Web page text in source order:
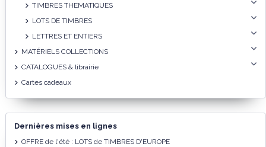
TIMBRES THEMATIQUES
LOTS DE TIMBRES
LETTRES ET ENTIERS
MATÉRIELS COLLECTIONS
CATALOGUES & librairie
Cartes cadeaux
Dernières mises en lignes
OFFRE de l'été : LOTS de TIMBRES D'EUROPE